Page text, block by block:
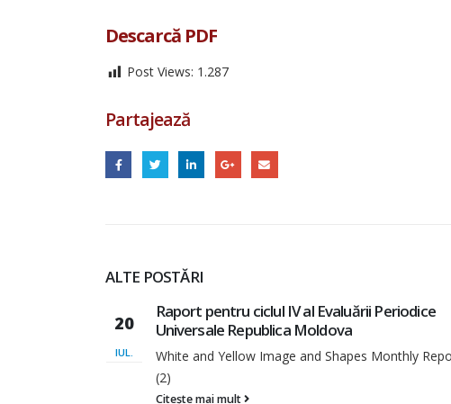
Descarcă PDF
Post Views: 1.287
Partajează
ALTE POSTĂRI
10
DEC.
Raport de analiză a cadrului normativ și
accesului la servicii sociale a fetelor și femeilor
cu dizabilități afectate de violența în familie |
2025
Raport de analiză a cadrului normativ și accesului la